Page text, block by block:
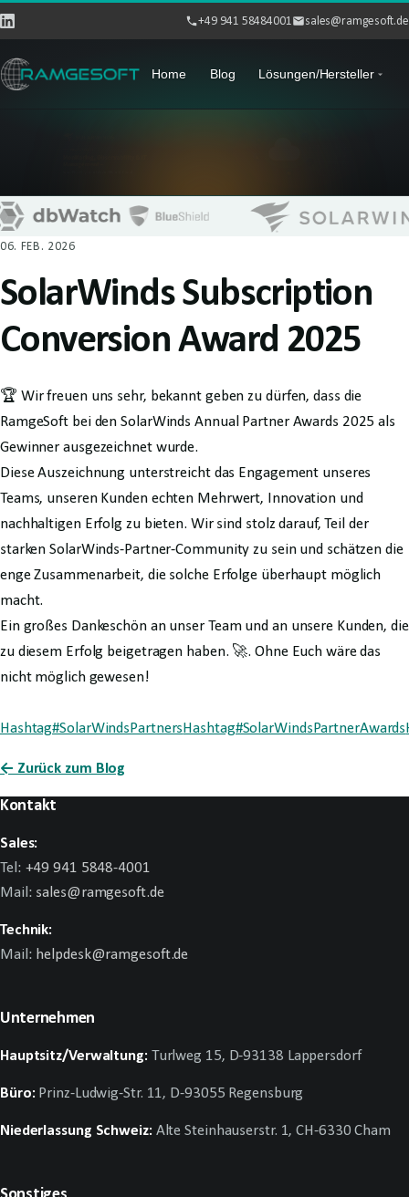
+49 941 58484001 sales@ramgesoft.de
Home Blog Lösungen/Hersteller
06. FEB. 2026
SolarWinds Subscription
Conversion Award 2025
🏆 Wir freuen uns sehr, bekannt geben zu dürfen, dass die
RamgeSoft bei den SolarWinds Annual Partner Awards 2025 als
Gewinner ausgezeichnet wurde.
Diese Auszeichnung unterstreicht das Engagement unseres
Teams, unseren Kunden echten Mehrwert, Innovation und
nachhaltigen Erfolg zu bieten. Wir sind stolz darauf, Teil der
starken SolarWinds-Partner-Community zu sein und schätzen die
enge Zusammenarbeit, die solche Erfolge überhaupt möglich
macht.
Ein großes Dankeschön an unser Team und an unsere Kunden, die
zu diesem Erfolg beigetragen haben. 🚀. Ohne Euch wäre das
nicht möglich gewesen!
Hashtag#SolarWindsPartners Hashtag#SolarWindsPartnerAwards
← Zurück zum Blog
Kontakt
Sales:
Tel: +49 941 5848-4001
Mail: sales@ramgesoft.de
Technik:
Mail: helpdesk@ramgesoft.de
Unternehmen
Hauptsitz/Verwaltung: Turlweg 15, D-93138 Lappersdorf
Büro: Prinz-Ludwig-Str. 11, D-93055 Regensburg
Niederlassung Schweiz: Alte Steinhauserstr. 1, CH-6330 Cham